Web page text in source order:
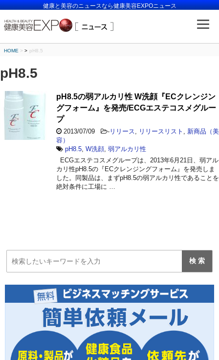
健康と美容のニュースなら健康美容EXPOニュース
HOME > pH8.5
pH8.5
pH8.5の弱アルカリ性 W洗顔『ECクレンジン
グフォーム』を発売/ECGエステコスメグルー
プ
2013/07/09 - リリース リリースリスト
新商品（美
容）
pH8.5 W洗顔 弱アルカリ性
ECGエステコスメグループは、2013年6月21日、弱アル
カリ性pH8.5の『ECクレンジングフォーム』を発売しま
した。同製品は、まずpH8.5の弱アルカリ性であることを
絶対条件に工場に …